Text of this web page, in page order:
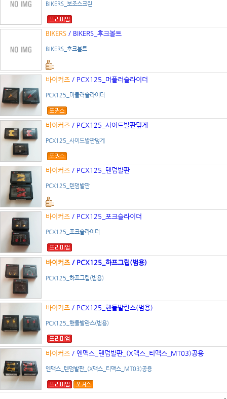
BIKERS_보조스크린
BIKERS / BIKERS_후크볼트
BIKERS_후크볼트
바이커즈 / PCX125_머플러슬라이더
PCX125_머플러슬라이더
바이커즈 / PCX125_사이드발판덮게
PCX125_사이드발판덮게
바이커즈 / PCX125_텐덤발판
PCX125_텐덤발판
바이커즈 / PCX125_포크슬라이더
PCX125_포크슬라이더
바이커즈/ PCX125_하프그립(범용)
PCX125_하프그립(범용)
바이커즈 / PCX125_핸들발란스(범용)
PCX125_핸들발란스(범용)
바이커즈 / 엔맥스_텐덤발판_(X맥스_티맥스_MT03)공용
엔맥스_텐덤발판_(X맥스_티맥스_MT03)공용